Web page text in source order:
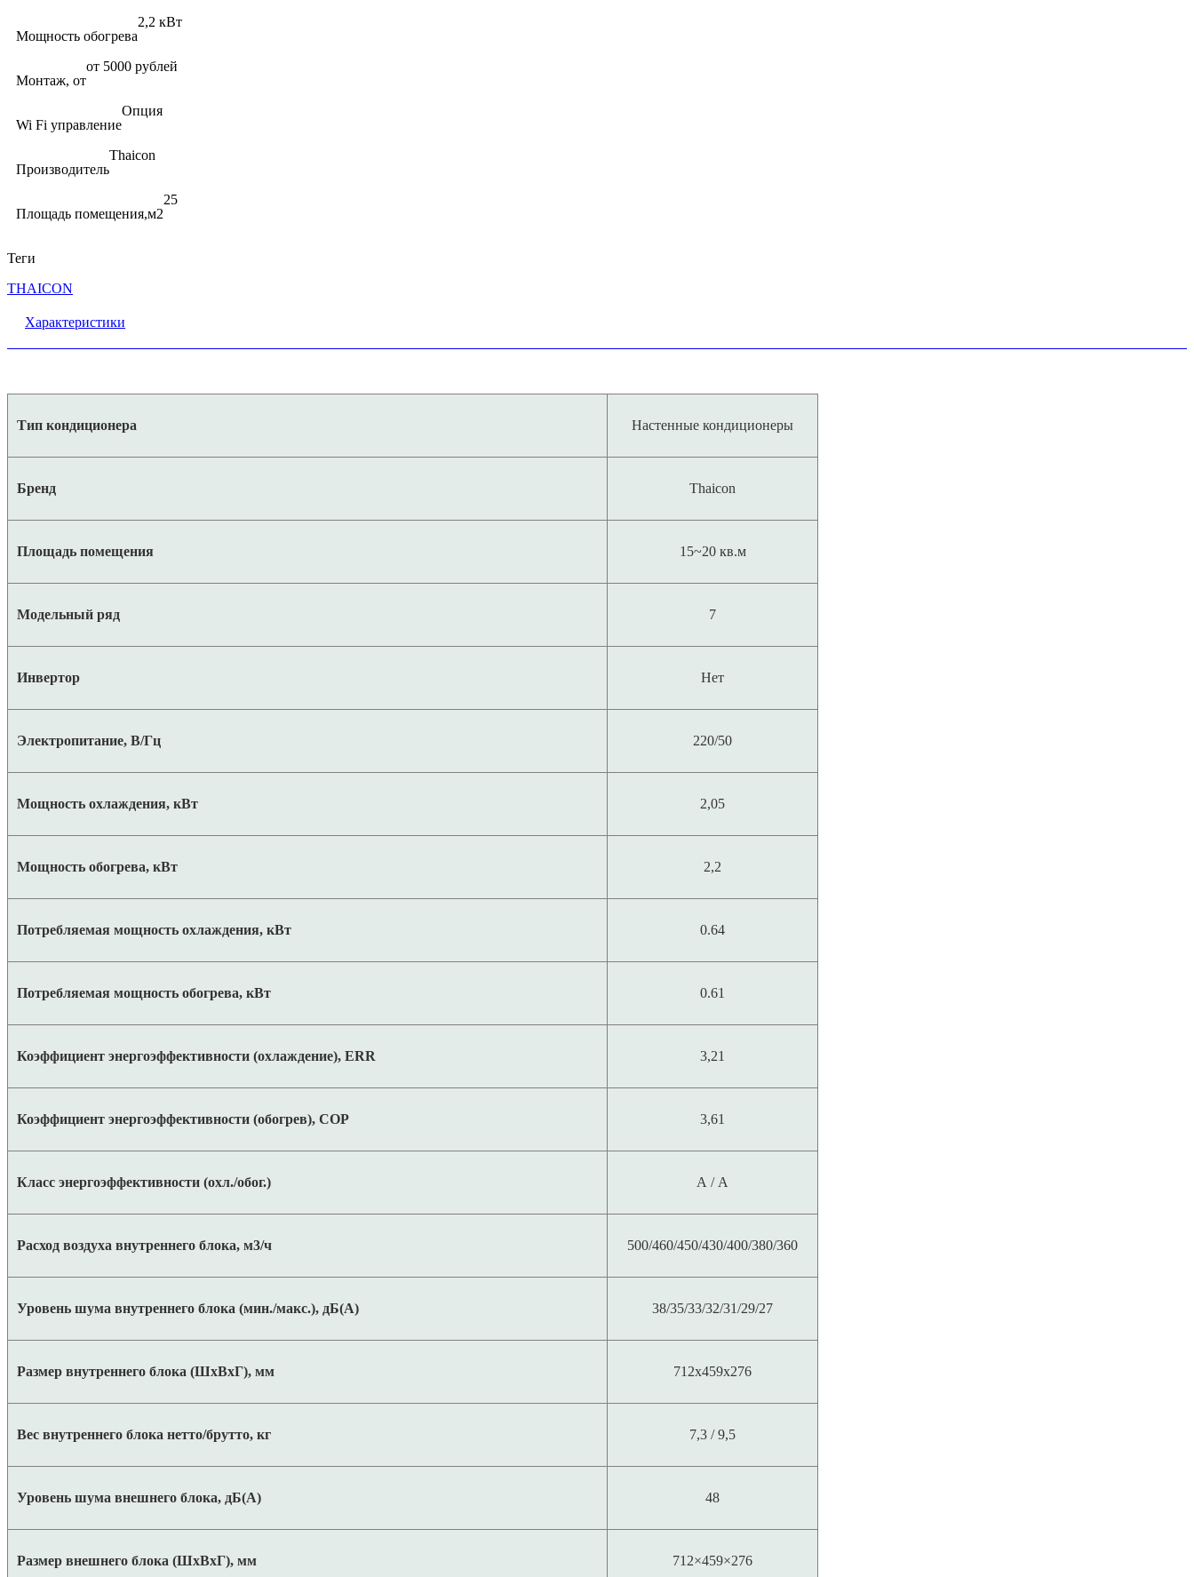
Мощность обогрева
2,2 кВт
Монтаж, от
от 5000 рублей
Wi Fi управление
Опция
Производитель
Thaicon
Площадь помещения,м2
25
Теги
THAICON
Характеристики
Тип кондиционера Настенные кондиционеры
Бренд Thaicon
Площадь помещения 15~20 кв.м
Модельный ряд 7
Инвертор Нет
Электропитание, В/Гц 220/50
Мощность охлаждения, кВт 2,05
Мощность обогрева, кВт 2,2
Потребляемая мощность охлаждения, кВт 0.64
Потребляемая мощность обогрева, кВт 0.61
Коэффициент энергоэффективности (охлаждение), ERR 3,21
Коэффициент энергоэффективности (обогрев), COP 3,61
Класс энергоэффективности (охл./обог.) A / A
Расход воздуха внутреннего блока, м3/ч 500/460/450/430/400/380/360
Уровень шума внутреннего блока (мин./макс.), дБ(А) 38/35/33/32/31/29/27
Размер внутреннего блока (ШхВхГ), мм 712x459x276
Вес внутреннего блока нетто/брутто, кг 7,3 / 9,5
Уровень шума внешнего блока, дБ(А) 48
Размер внешнего блока (ШхВхГ), мм 712×459×276